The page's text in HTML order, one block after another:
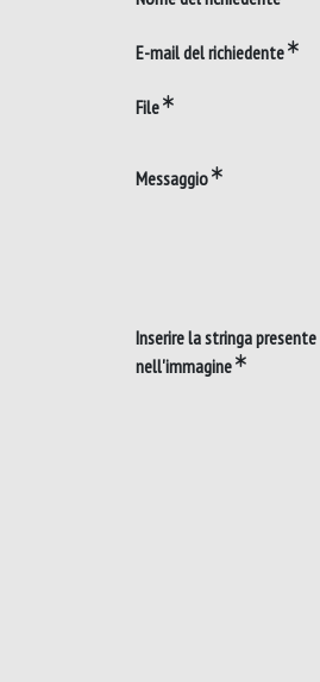
E-mail del richiedente
File
Messaggio
Inserire la stringa presente
nell'immagine